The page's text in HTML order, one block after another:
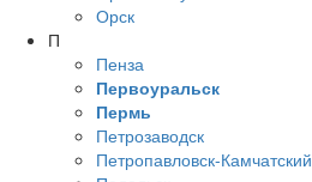
Орск
П
Пенза
Первоуральск
Пермь
Петрозаводск
Петропавловск-Камчатский